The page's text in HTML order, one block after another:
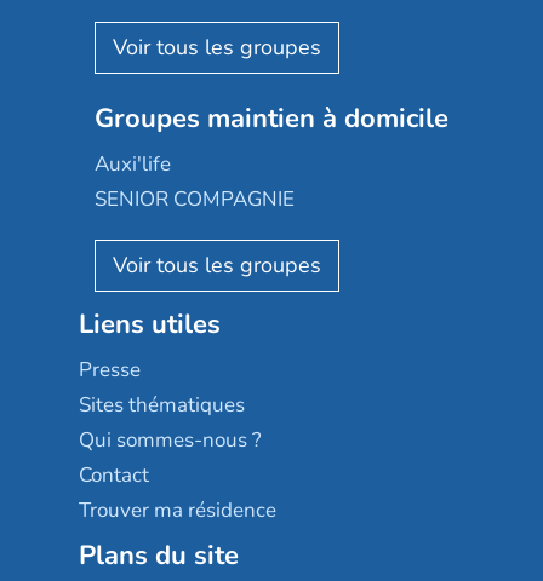
Aquarelia
Nexity edenea
Les jardins d'Arcadie
Occitalia
Appartseniors
Reseda
Stella management
Les villages d'or
Sérénys
Résidences services Villa Médicis
Korian
Emera
Groupe SOS
Le Noble Âge
Almage
Résidalya
Groupe aplus
Groupes maintien à domicile
Auxi'life
SENIOR COMPAGNIE
AGE D'OR Services
Liens utiles
Presse
Sites thématiques
Qui sommes-nous ?
Contact
Trouver ma résidence
Plans du site